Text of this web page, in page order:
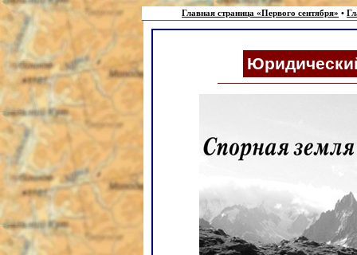
Главная страница «Первого сентября» •